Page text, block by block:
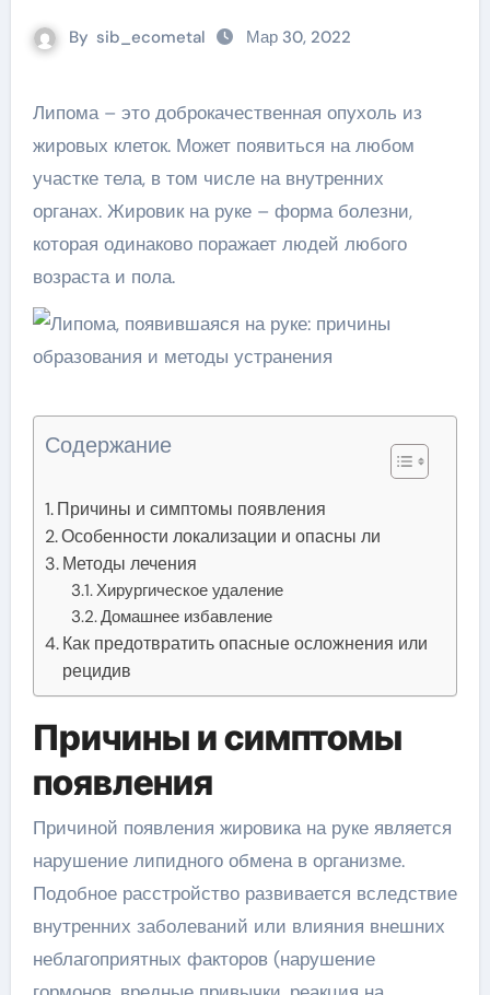
By sib_ecometal Мар 30, 2022
Липома – это доброкачественная опухоль из
жировых клеток. Может появиться на любом
участке тела, в том числе на внутренних
органах. Жировик на руке – форма болезни,
которая одинаково поражает людей любого
возраста и пола.
Содержание
Причины и симптомы появления
Особенности локализации и опасны ли
Методы лечения
Хирургическое удаление
Домашнее избавление
Как предотвратить опасные осложнения или
рецидив
Причины и симптомы
появления
Причиной появления жировика на руке является
нарушение липидного обмена в организме.
Подобное расстройство развивается вследствие
внутренних заболеваний или влияния внешних
неблагоприятных факторов (нарушение